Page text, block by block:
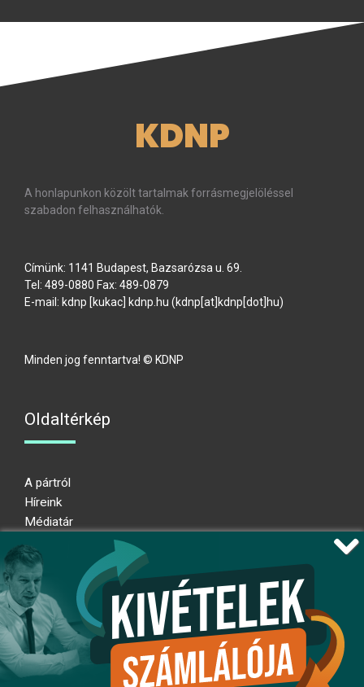
KDNP
A honlapunkon közölt tartalmak forrásmegjelöléssel
szabadon felhasználhatók.
Címünk: 1141 Budapest, Bazsarózsa u. 69.
Tel: 489-0880 Fax: 489-0879
E-mail: kdnp [kukac] kdnp.hu (kdnp[at]kdnp[dot]hu)
Minden jog fenntartva! © KDNP
Oldaltérkép
A pártról
Híreink
Médiatár
Adatkezelési nyilatkozat
Átláthatósági nyilatkozat
Ugrás az oldal tetejére
Kövessen minket!